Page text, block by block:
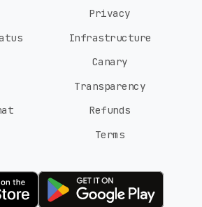
Privacy
Infrastructure
Canary
Transparency
Refunds
Terms